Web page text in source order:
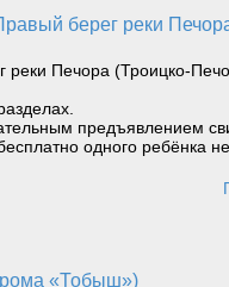
реки Печора (Троицко-
предъявлением
одного ребёнка
«Тобыш»)